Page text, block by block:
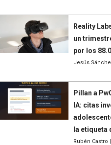
Reality
un
por los
Jesús
Pillan a
IA: citas
la etiqueta
Rubén Castro |